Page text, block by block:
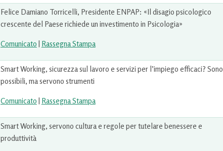
Felice Damiano Torricelli, Presidente ENPAP: «Il disagio psicologico
crescente del Paese richiede un investimento in Psicologia»
Comunicato | Rassegna Stampa
Smart Working, sicurezza sul lavoro e servizi per l’impiego efficaci? Sono
possibili, ma servono strumenti
Comunicato | Rassegna Stampa
Smart Working, servono cultura e regole per tutelare benessere e
produttività